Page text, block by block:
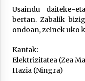
Usaindu daiteke-
bertan. Zabalik
ondoan, zeinek uko
Kantak:
Elektrizitatea (Zea
Hazia (Ningra)